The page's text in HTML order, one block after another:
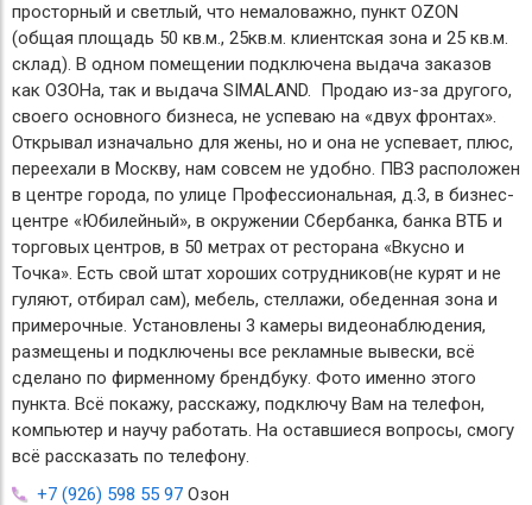
просторный и светлый, что немаловажно, пункт OZON
(общая площадь 50 кв.м., 25кв.м. клиентская зона и 25 кв.м.
склад). В одном помещении подключена выдача заказов
как ОЗОНа, так и выдача SIMALAND. Продаю из-за другого,
своего основного бизнеса, не успеваю на «двух фронтах».
Открывал изначально для жены, но и она не успевает, плюс,
переехали в Москву, нам совсем не удобно. ПВЗ расположен
в центре города, по улице Профессиональная, д.3, в бизнес-
центре «Юбилейный», в окружении Сбербанка, банка ВТБ и
торговых центров, в 50 метрах от ресторана «Вкусно и
Точка». Есть свой штат хороших сотрудников(не курят и не
гуляют, отбирал сам), мебель, стеллажи, обеденная зона и
примерочные. Установлены 3 камеры видеонаблюдения,
размещены и подключены все рекламные вывески, всё
сделано по фирменному брендбуку. Фото именно этого
пункта. Всё покажу, расскажу, подключу Вам на телефон,
компьютер и научу работать. На оставшиеся вопросы, смогу
всё рассказать по телефону.
+7 (926) 598 55 97 Озон